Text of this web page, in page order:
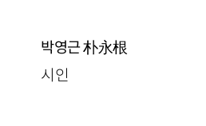
박영근朴永根
시인